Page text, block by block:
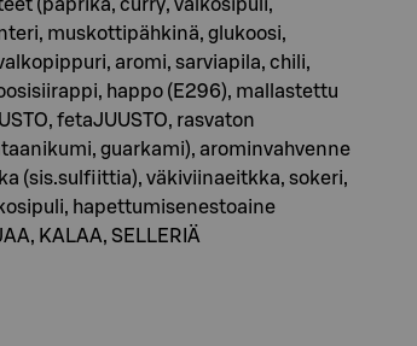
(paprika, curry, valkosipuli,
muskottipähkinä, glukoosi,
aromi, sarviapila, chili,
happo (E296), mallastettu
fetaJUUSTO, rasvaton
guarkami), arominvahvenne
(sis.sulfiittia), väkiviinaeitkka, sokeri,
hapettumisenestoaine
KALAA, SELLERIÄ